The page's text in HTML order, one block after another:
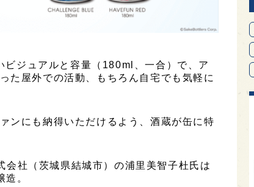
ビジュアルと容量（180ml、一合）で、ア
た屋外での活動、もちろん自宅でも気軽に
ンにも納得いただけるよう、酒蔵が缶に特
会社（茨城県結城市）の浦里美智子杜氏は
。